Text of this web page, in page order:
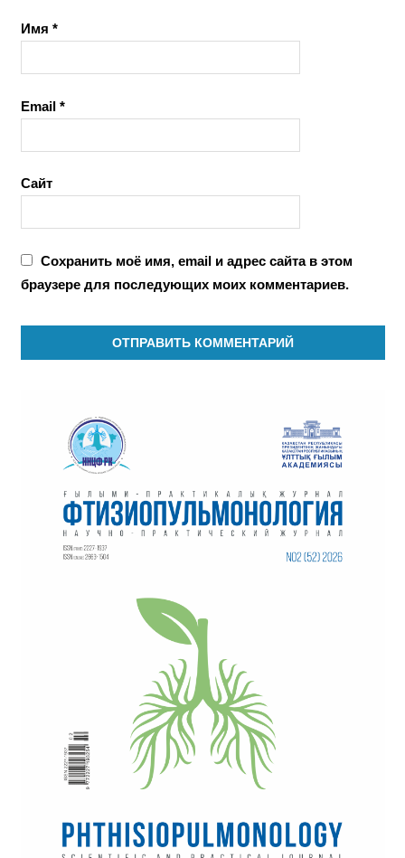
Имя *
Email *
Сайт
Сохранить моё имя, email и адрес сайта в этом
браузере для последующих моих комментариев.